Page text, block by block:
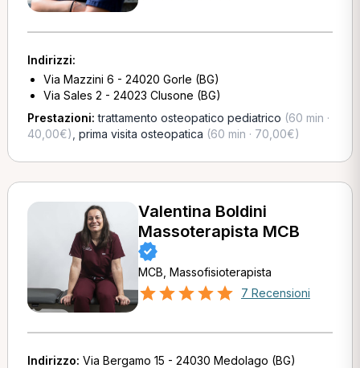
Indirizzi:
Via Mazzini 6 - 24020 Gorle (BG)
Via Sales 2 - 24023 Clusone (BG)
Prestazioni:trattamento osteopatico pediatrico (60 min ·
40,00€) prima visita osteopatica (60 min · 70,00€)
Valentina Boldini
Massoterapista MCB
MCB, Massofisioterapista
7 Recensioni
Indirizzo: Via Bergamo 15 - 24030 Medolago (BG)